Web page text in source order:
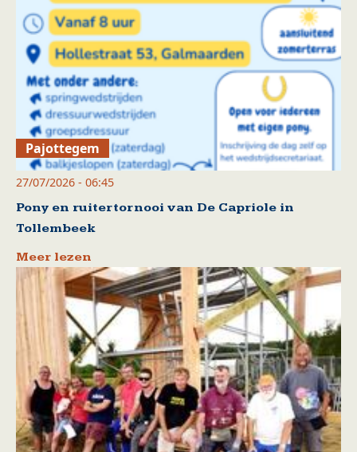
Pajottegem
27/07/2026 - 06:45
Pony en ruitertornooi van De Capriole in
Tollembeek
Meer lezen